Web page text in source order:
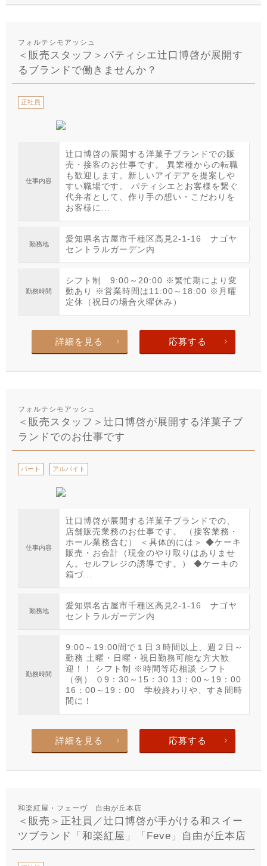
フォルテシモアッシュ
＜販売スタッフ＞パティシエ辻口博啓が展開す
るブランドで働きませんか？
正社員
仕事内容
辻口博啓の展開する洋菓子ブランドでの販
売・接客のお仕事です。 異業種からの転職
も歓迎します。新しいアイデアを提案しや
すい職場です。 パティシエとお客様を繋ぐ
代弁者として、作り手の想い・こだわりを
お客様に...
勤務地
愛知県名古屋市千種区高見2-1-16 ナゴヤ
セントラルガーデン内
勤務時間
シフト制 9:00～20:00 ※繁忙期により変
動あり ※営業時間は11:00～18:00 ※月曜
定休（祝日の場合火曜休み）
詳細を見る 応募する
フォルテシモアッシュ
＜販売スタッフ＞辻口博啓が展開する洋菓子ブ
ランドでのお仕事です
パート アルバイト
仕事内容
辻口博啓が展開する洋菓子ブランドでの、
店舗販売業務のお仕事です。 （接客業務・
ホール業務含む） ＜具体的には＞ ◆ケーキ
販売・お会計（現金のやり取りはありませ
ん。セルフレジの誘導です。） ◆ケーキの
箱づ...
勤務地
愛知県名古屋市千種区高見2-1-16 ナゴヤ
セントラルガーデン内
勤務時間
9:00～19:00間で１日３時間以上、週２日～
勤務 土曜・日曜・祝日勤務可能な方大歓
迎！！ シフト制 ※時間等応相談 シフト
（例） ０9：30～15：30 13：00～19：00
16：00～19：00 学校終わりや、すき間時
間に！
詳細を見る 応募する
和楽紅屋・フェーヴ 自由が丘本店
＜販売＞正社員／辻口博啓が手がける和スイー
ツブランド「和楽紅屋」「Feve」自由が丘本店